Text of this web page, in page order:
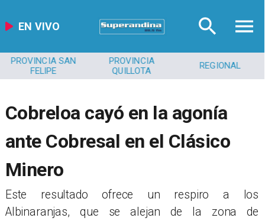
EN VIVO
PROVINCIA
QUILLOTA
REGIONAL MEDIOAMBIENTE
Cobreloa cayó en la agonía
ante Cobresal en el Clásico
Minero
​Este resultado ofrece un respiro a los
Albinaranjas, que se alejan de la zona de